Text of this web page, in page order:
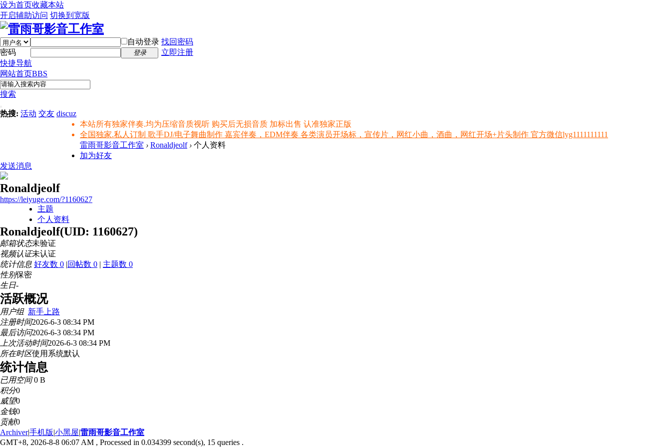
设为首页收藏本站
开启辅助访问 切换到宽版
自动登录 找回密码
密码
登录
立即注册
快捷导航
网站首页BBS
搜索
热搜: 活动 交友 discuz
本站所有独家伴奏.均为压缩音质视听 购买后无损音质 加标出售 认准独家正版
全国独家.私人订制 歌手DJ/电子舞曲制作 嘉宾伴奏，EDM伴奏 各类演员开场标，宣传片，网红小曲，酒曲，网红开场+片头制作 官方微信lyg1111111111
雷雨哥影音工作室 › Ronaldjeolf › 个人资料
加为好友
发送消息
Ronaldjeolf
https://leiyuge.com/?1160627
主题
个人资料
Ronaldjeolf(UID: 1160627)
邮箱状态未验证
视频认证未认证
统计信息 好友数 0 |回帖数 0 | 主题数 0
性别保密
生日-
活跃概况
用户组 新手上路
注册时间2026-6-3 08:34 PM
最后访问2026-6-3 08:34 PM
上次活动时间2026-6-3 08:34 PM
所在时区使用系统默认
统计信息
已用空间0 B
积分0
威望0
金钱0
贡献0
Archiver|手机版|小黑屋|雷雨哥影音工作室
GMT+8, 2026-8-8 06:07 AM , Processed in 0.034399 second(s), 15 queries .